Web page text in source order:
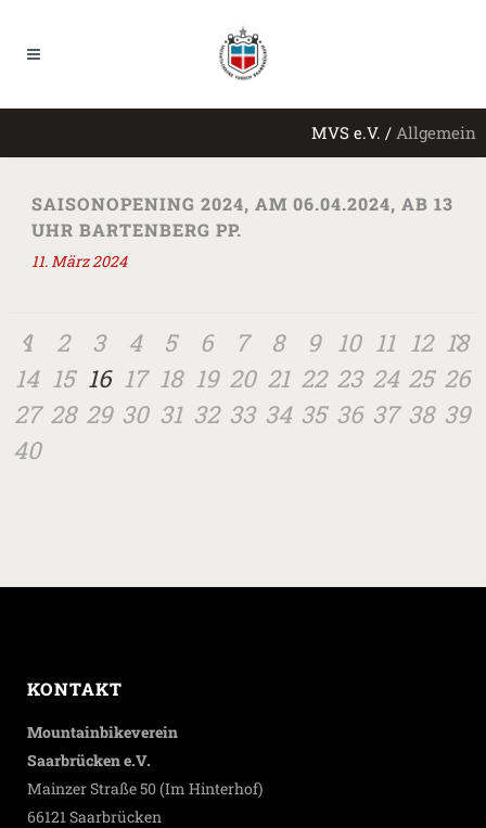
MVS e.V. /Allgemein
SAISONOPENING 2024, AM 06.04.2024, AB 13
UHR BARTENBERG PP.
11. März 2024
1 2 3 4 5 6 7 8 9 10 11 12 13
14 15 16 17 18 19 20 21 22 23 24 25 26
27 28 29 30 31 32 33 34 35 36 37 38 39
40
KONTAKT
Mountainbikeverein
Saarbrücken e.V.
Mainzer Straße 50 (Im Hinterhof)
66121 Saarbrücken